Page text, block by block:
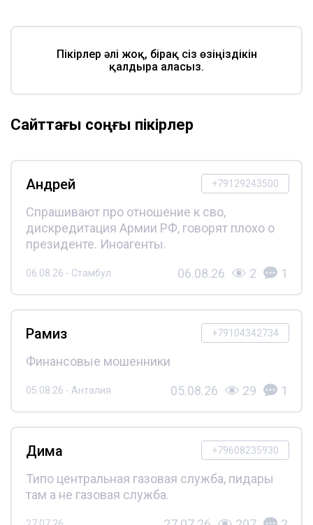
Пікірлер әлі жоқ, бірақ сіз өзіңіздікін
қалдыра аласыз.
Сайттағы соңғы пікірлер
+79129243500
Андрей
Спрашивают про отношение к сво,
дискредитация Армии РФ, говорят плохо о
президенте. Иноагенты.
06.08.26 - Стамбул 06.08.26 2 1
+79104342734
Рамиз
Финансовые мошенники
05.08.26 - Анталия 05.08.26 29 1
+79608235930
Дима
Типо центральная газовая служба, пидары
там а не газовая служба.